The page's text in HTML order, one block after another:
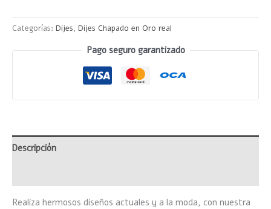
Categorías: Dijes, Dijes Chapado en Oro real
Pago seguro garantizado
Descripción
Realiza hermosos diseños actuales y a la moda, con nuestra